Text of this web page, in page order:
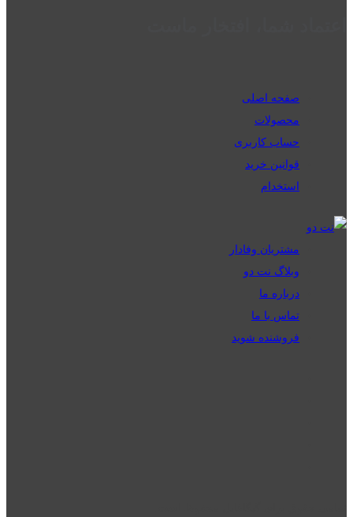
صفحه اصلی
محصولات
حساب کاربری
قوانین خرید
استخدام
مشتریان وفادار
وبلاگ نت دو
درباره ما
تماس با ما
فروشنده شوید